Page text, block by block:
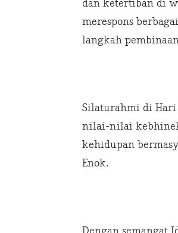
dan ketertiban di
merespons
langkah
Silaturahmi di Hari
nilai-nilai
kehidupan
Enok.